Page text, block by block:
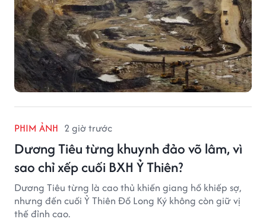
PHIM ẢNH 2 giờ trước
Dương Tiêu từng khuynh đảo võ lâm, vì
sao chỉ xếp cuối BXH Ỷ Thiên?
Dương Tiêu từng là cao thủ khiến giang hồ khiếp sợ,
nhưng đến cuối Ỷ Thiên Đồ Long Ký không còn giữ vị
thế đỉnh cao.